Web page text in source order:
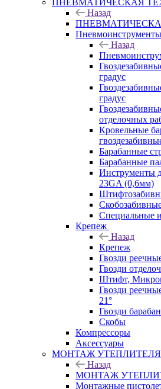
ПНЕВМАТИЧЕСКАЯ
Назад
Пневмоинструменты
Назад
градус
градус
отделочных
Кровельные
Барабанные
Барабанные
Инструменты
23GA (0,6мм)
Специальные
Крепеж
Назад
Крепеж
Гвозди
Гвозди
Штифт,
Гвозди
21°
Гвозди
Скобы
Компрессоры
Аксессуары
МОНТАЖ УТЕПЛИТЕЛЯ
Назад
МОНТАЖ
Монтажные